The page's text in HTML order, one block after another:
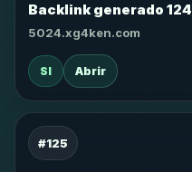
Backlink generado 124
5024.xg4ken.com
SI Abrir
#125